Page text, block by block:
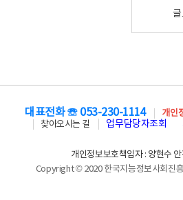
글
대표전화 ☏ 053-230-1114 개인
찾아오시는 길
업무담당자조회
개인정보보호책임자 : 양현수
Copyright © 2020 한국지능정보사회진